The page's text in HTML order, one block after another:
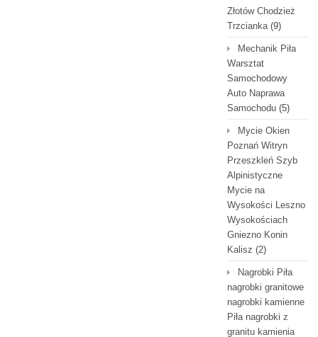
Złotów Chodzież
Trzcianka(9)
Mechanik Piła
Warsztat
Samochodowy
Auto Naprawa
Samochodu (5)
Mycie Okien
Poznań Witryn
Przeszkleń Szyb
Alpinistyczne
Mycie na
Wysokości Leszno
Wysokościach
Gniezno Konin
Kalisz (2)
Nagrobki Piła
nagrobki granitowe
nagrobki kamienne
Piła nagrobki z
granitu kamienia